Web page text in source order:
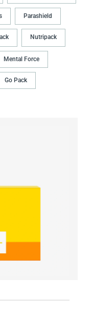
Parashield
Nutripack
Mental Force
Go Pack